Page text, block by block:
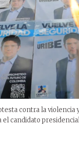
contra la violencia
el candidato